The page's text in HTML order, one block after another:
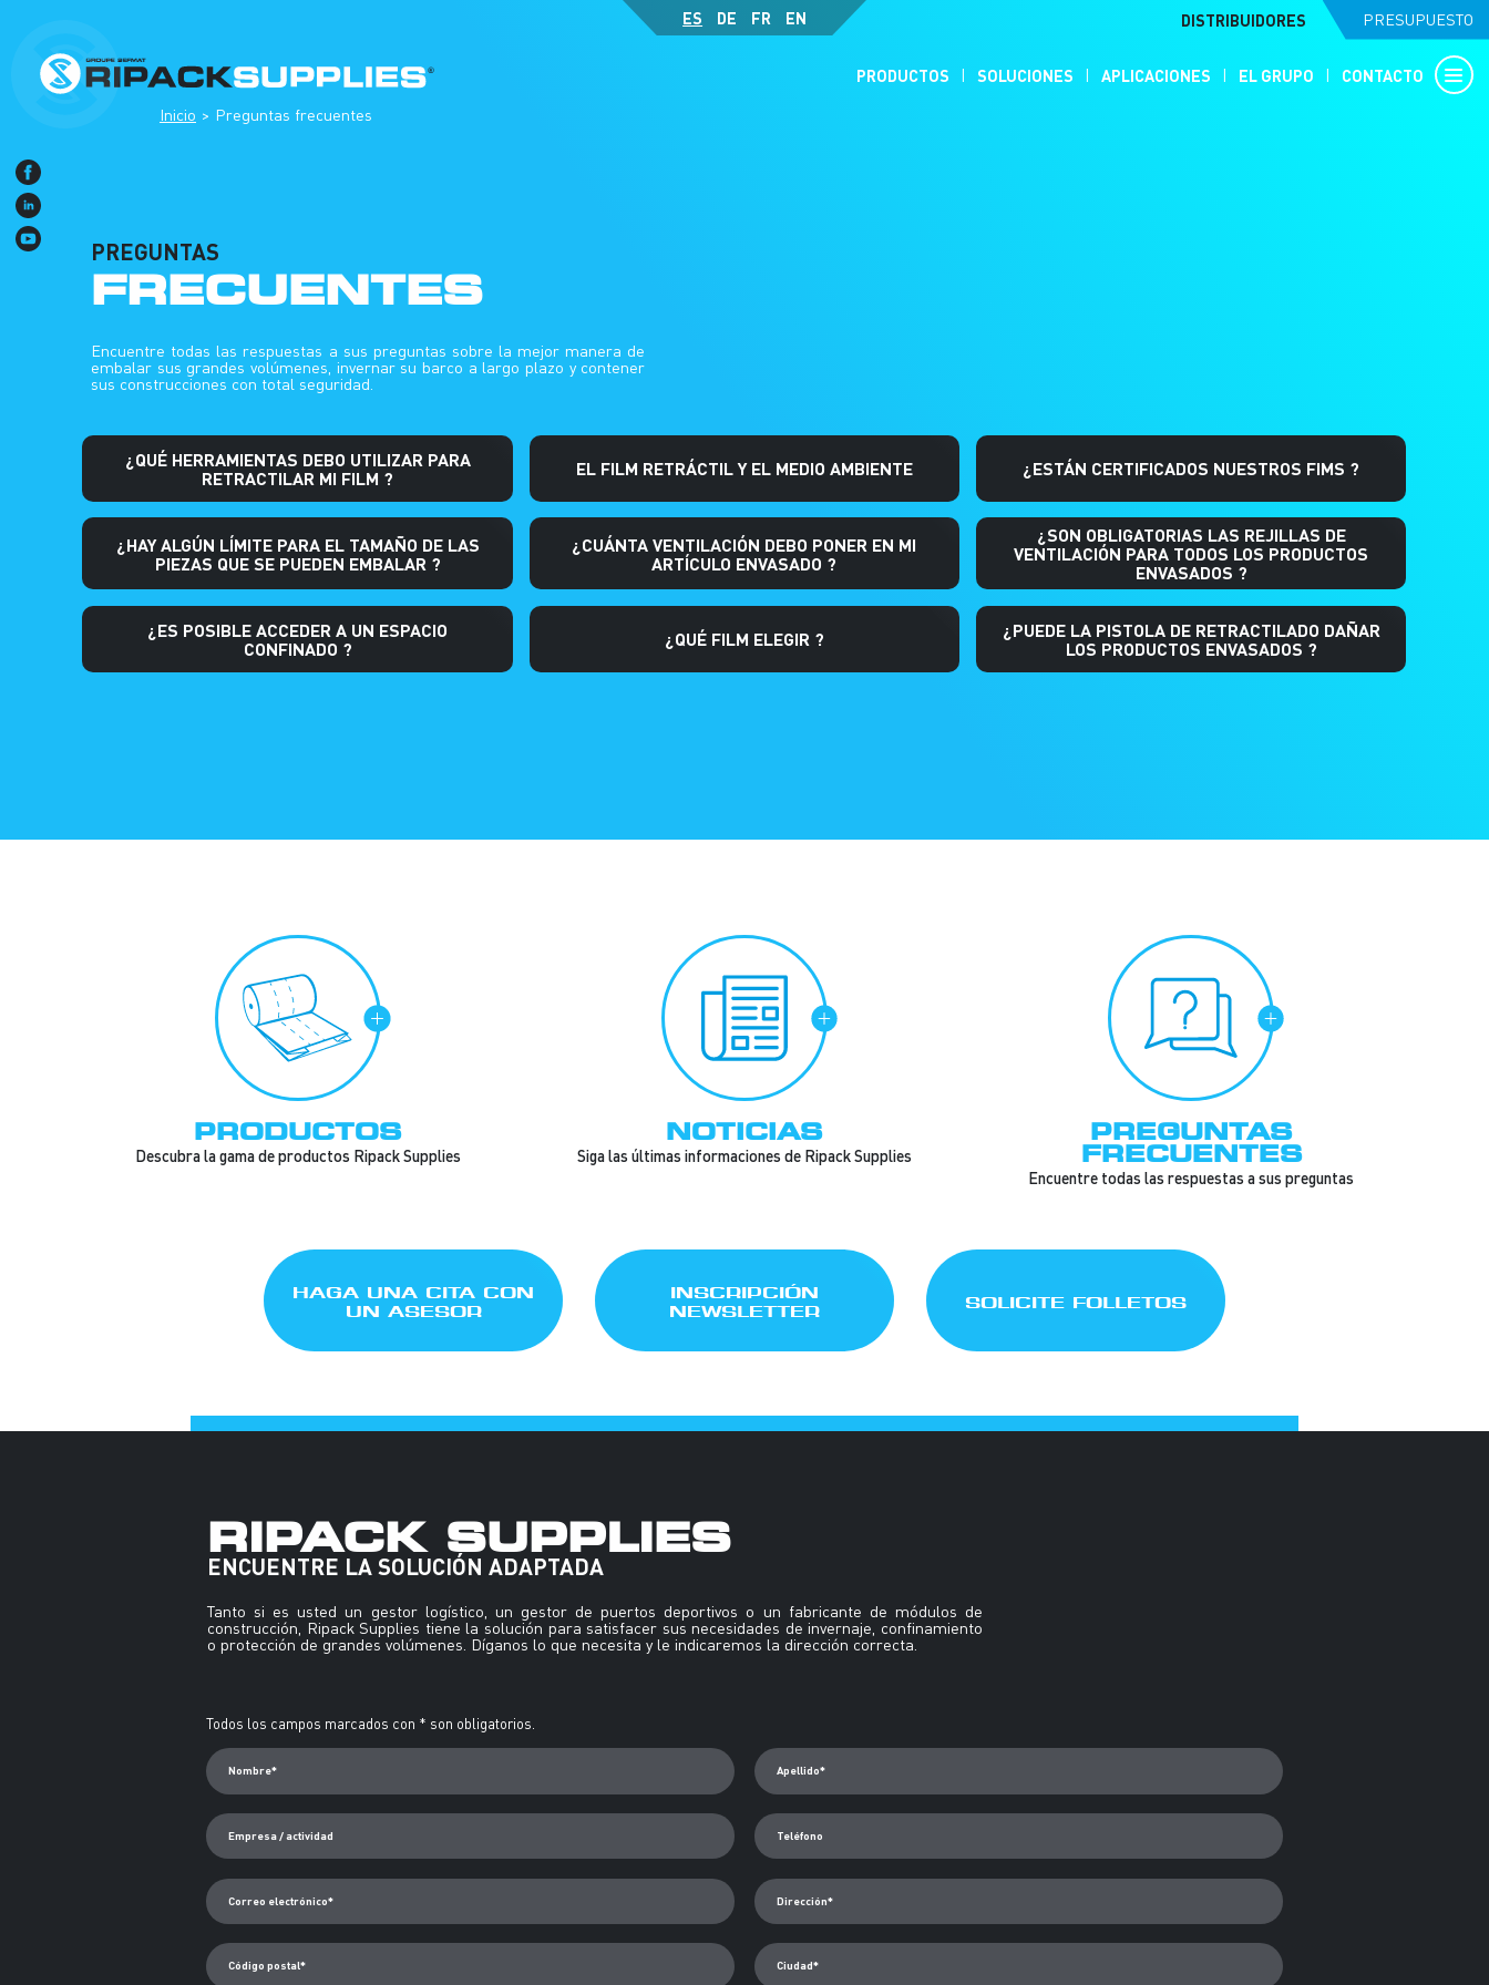
DISTRIBUIDORES PRESUPUESTO
PRODUCTOS SOLUCIONES APLICACIONES EL GRUPO CONTACTO
ES DE FR EN
Inicio Preguntas frecuentes
PREGUNTAS
FRECUENTES
Encuentre todas las respuestas a sus preguntas sobre la mejor manera de
embalar sus grandes volúmenes, invernar su barco a largo plazo y contener
sus construcciones con total seguridad.
¿QUÉ HERRAMIENTAS DEBO UTILIZAR PARA
RETRACTILAR MI FILM ?
EL FILM RETRÁCTIL Y EL MEDIO AMBIENTE ¿ESTÁN CERTIFICADOS NUESTROS FIMS ?
¿HAY ALGÚN LÍMITE PARA EL TAMAÑO DE LAS
PIEZAS QUE SE PUEDEN EMBALAR ?
¿CUÁNTA VENTILACIÓN DEBO PONER EN MI
ARTÍCULO ENVASADO ?
¿SON OBLIGATORIAS LAS REJILLAS DE
VENTILACIÓN PARA TODOS LOS PRODUCTOS
ENVASADOS ?
¿ES POSIBLE ACCEDER A UN ESPACIO
CONFINADO ?
¿QUÉ FILM ELEGIR ?
¿PUEDE LA PISTOLA DE RETRACTILADO DAÑAR
LOS PRODUCTOS ENVASADOS ?
PRODUCTOS
Descubra la gama de productos Ripack Supplies
NOTICIAS
Siga las últimas informaciones de Ripack Supplies
PREGUNTAS
FRECUENTES
Encuentre todas las respuestas a sus preguntas
HAGA UNA CITA CON
UN ASESOR
INSCRIPCIÓN
NEWSLETTER
SOLICITE FOLLETOS
ENCUENTRE LA SOLUCIÓN ADAPTADA
RIPACK SUPPLIES
Tanto si es usted un gestor logístico, un gestor de puertos deportivos o un fabricante de módulos de
construcción, Ripack Supplies tiene la solución para satisfacer sus necesidades de invernaje, confinamiento
o protección de grandes volúmenes. Díganos lo que necesita y le indicaremos la dirección correcta.
Todos los campos marcados con * son obligatorios.
Nombre* Apellido*
Empresa / actividad Teléfono
Correo electrónico* Dirección*
Código postal* Ciudad*
Alternative: